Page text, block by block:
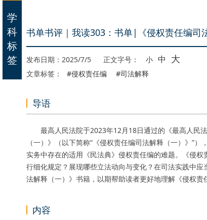
书单书评｜我读303：书单|《侵权责任编司
发布日期：2025/7/5 正文字号： 小 中 大
文章标签： #侵权责任编 #司法解释
导语
最高人民法院于2023年12月18日通过的《最高人民
（一）》（以下简称“《侵权责任编司法解释（一）》”
实务中存在的适用《民法典》侵权责任编的难题。《侵
行细化规定？展现哪些立法动向与变化？在司法实践中
法解释（一）》书籍，以期帮助读者更好地理解《侵权责
内容
学
科
标
签